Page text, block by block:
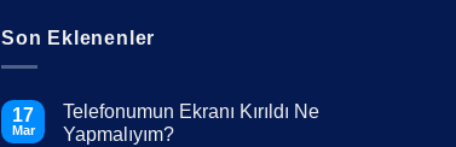
Son Eklenenler
17
Mar
Telefonumun Ekranı Kırıldı Ne
Yapmalıyım?